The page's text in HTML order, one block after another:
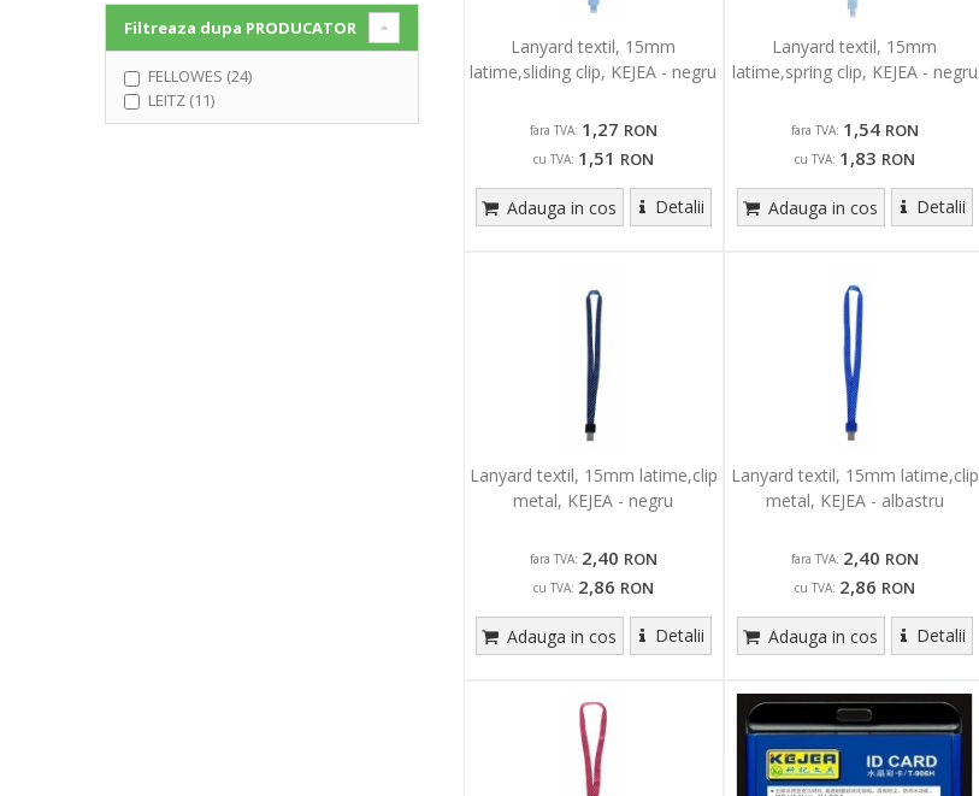
Lanyard textil, 15mm
latime,sliding clip, KEJEA - negru
fara TVA: 1,27 RON
cu TVA: 1,51 RON
Adauga in cos Detalii
Lanyard textil, 15mm
latime,spring clip, KEJEA - negru
fara TVA: 1,54 RON
cu TVA: 1,83 RON
Adauga in cos Detalii
Lanyard textil, 15mm latime,clip
metal, KEJEA - negru
fara TVA: 2,40 RON
cu TVA: 2,86 RON
Adauga in cos Detalii
Lanyard textil, 15mm latime,clip
metal, KEJEA - albastru
fara TVA: 2,40 RON
cu TVA: 2,86 RON
Adauga in cos Detalii
Filtreaza dupa PRODUCATOR
FELLOWES (24)
LEITZ (11)